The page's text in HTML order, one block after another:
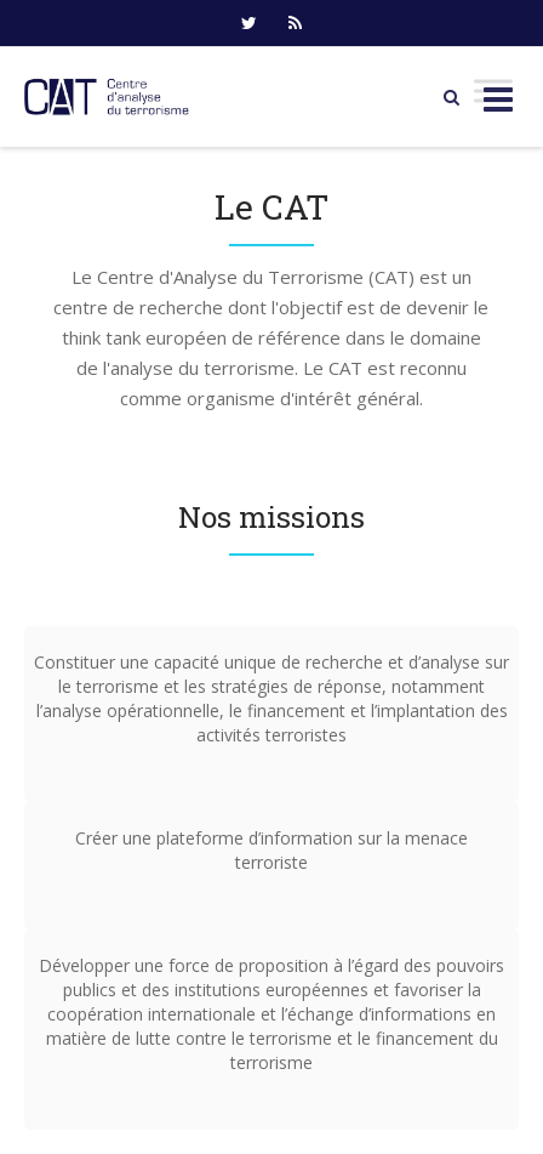
Le CAT
Le Centre d'Analyse du Terrorisme (CAT) est un
centre de recherche dont l'objectif est de devenir le
think tank européen de référence dans le domaine
de l'analyse du terrorisme. Le CAT est reconnu
comme organisme d'intérêt général.
Nos missions
Constituer une capacité unique de recherche et d’analyse sur
le terrorisme et les stratégies de réponse, notamment
l’analyse opérationnelle, le financement et l’implantation des
activités terroristes
Créer une plateforme d’information sur la menace
terroriste
Développer une force de proposition à l’égard des pouvoirs
publics et des institutions européennes et favoriser la
coopération internationale et l’échange d’informations en
matière de lutte contre le terrorisme et le financement du
terrorisme